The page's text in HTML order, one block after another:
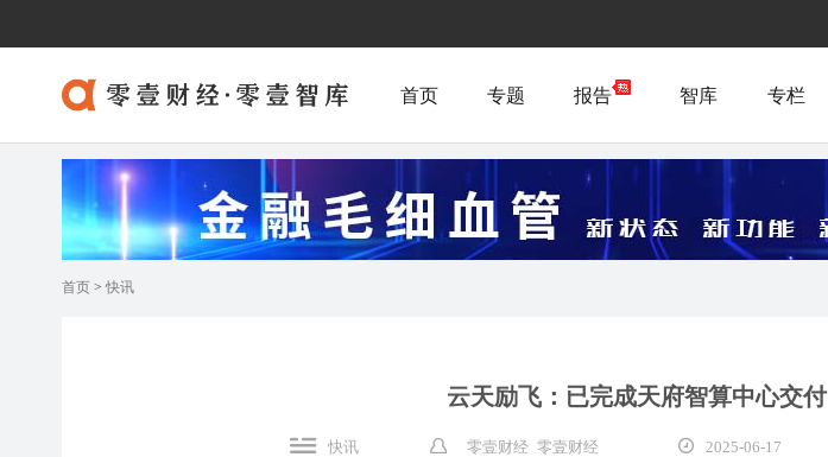
首页 专题 报告 智库 专栏
首页 > 快讯
云天励飞：已完成天府智算中心交付
快讯 零壹财经 零壹财经 2025-06-17